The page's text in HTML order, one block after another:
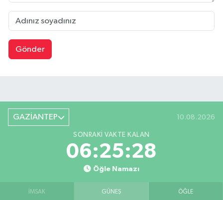
Gönder
GAZİANTEP 10.08.2026
SONRAKI VAKTE KALAN
06:25:27
Öğle Namazı
İMSAK GÜNEŞ ÖĞLE